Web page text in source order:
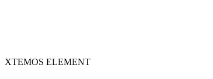
XTEMOS ELEMENT